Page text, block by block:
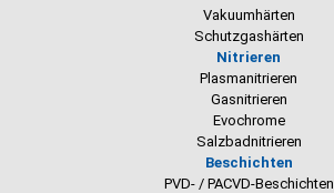
Vakuumhärten
Schutzgashärten
Nitrieren
Plasmanitrieren
Gasnitrieren
Evochrome
Salzbadnitrieren
Beschichten
PVD- / PACVD-Beschichten